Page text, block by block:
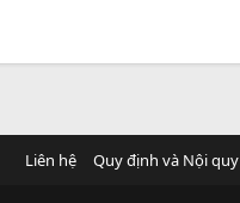
Liên hệ Quy định và Nội quy